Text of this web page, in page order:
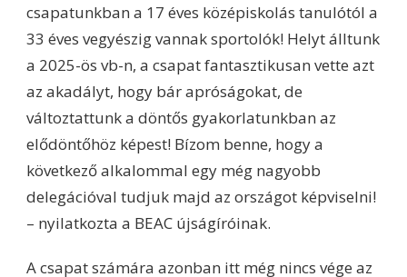
csapatunkban a 17 éves középiskolás tanulótól a
33 éves vegyészig vannak sportolók! Helyt álltunk
a 2025-ös vb-n, a csapat fantasztikusan vette azt
az akadályt, hogy bár apróságokat, de
változtattunk a döntős gyakorlatunkban az
elődöntőhöz képest! Bízom benne, hogy a
következő alkalommal egy még nagyobb
delegációval tudjuk majd az országot képviselni!
– nyilatkozta a BEAC újságíróinak.
A csapat számára azonban itt még nincs vége az